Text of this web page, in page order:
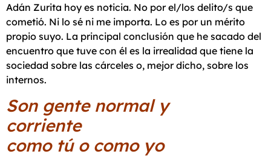
Adán Zurita hoy es noticia. No por el/los delito/s que
cometió. Ni lo sé ni me importa. Lo es por un mérito
propio suyo. La principal conclusión que he sacado del
encuentro que tuve con él es la irrealidad que tiene la
sociedad sobre las cárceles o, mejor dicho, sobre los
internos.
Son gente normal y
como tú o como yo